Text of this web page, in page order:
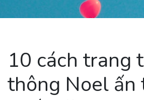
10 cách trang
thông Noel ấn